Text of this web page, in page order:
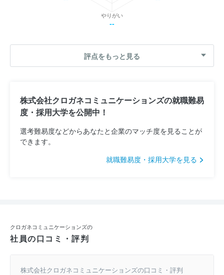
やりがい
--
評点をもっと見る
株式会社クロガネコミュニケーションズの就職難易
度・採用大学を公開中！
選考難易度などからあなたと企業のマッチ度を見ることが
できます。
就職難易度・採用大学を見る
クロガネコミュニケーションズの
社員の口コミ・評判
株式会社クロガネコミュニケーションズの口コミ・評判